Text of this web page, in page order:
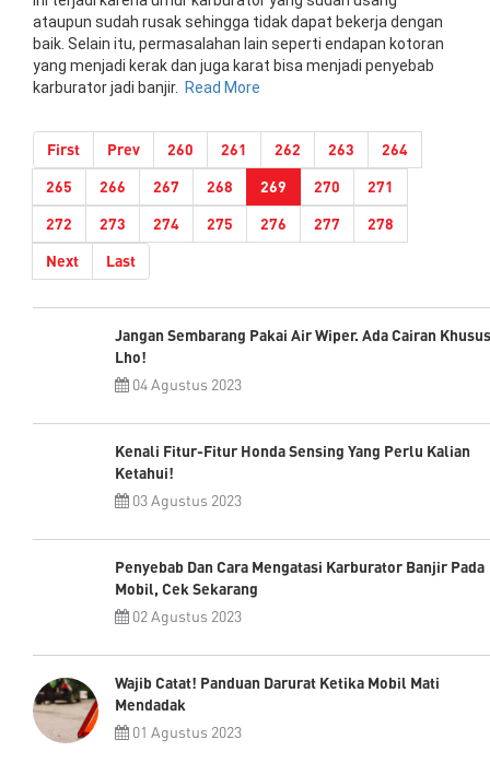
ataupun sudah rusak sehingga tidak dapat bekerja dengan
baik. Selain itu, permasalahan lain seperti endapan kotoran
yang menjadi kerak dan juga karat bisa menjadi penyebab
karburator jadi banjir.
Read More
First Prev 260 261 262 263
264
265
266 267 268 269 (current)
270
271
272
273 274 275 276 277
278
Next
Last
Jangan Sembarang Pakai Air Wiper. Ada Cairan Khusus
Lho!
04 Agustus 2023
Kenali Fitur-Fitur Honda Sensing Yang Perlu Kalian
Ketahui!
03 Agustus 2023
Penyebab Dan Cara Mengatasi Karburator Banjir Pada
Mobil, Cek Sekarang
02 Agustus 2023
Wajib Catat! Panduan Darurat Ketika Mobil Mati
Mendadak
01 Agustus 2023